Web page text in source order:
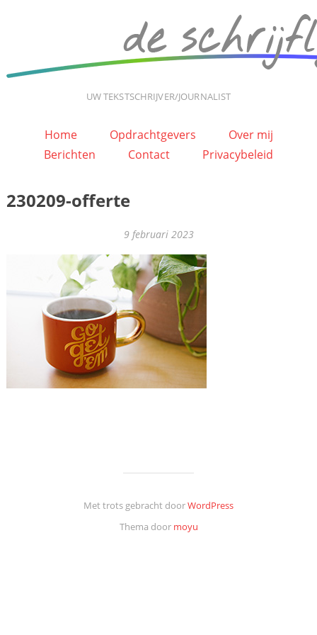
UW TEKSTSCHRIJVER/JOURNALIST
Home Opdrachtgevers
Over mij
Berichten
Contact Privacybeleid
230209-offerte
9 februari 2023
Met trots gebracht doorWordPress
Thema door moyu